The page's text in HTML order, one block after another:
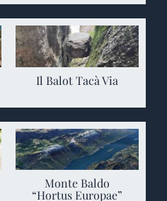
Il Balot Tacà Via
Monte Baldo
“Hortus Europae”